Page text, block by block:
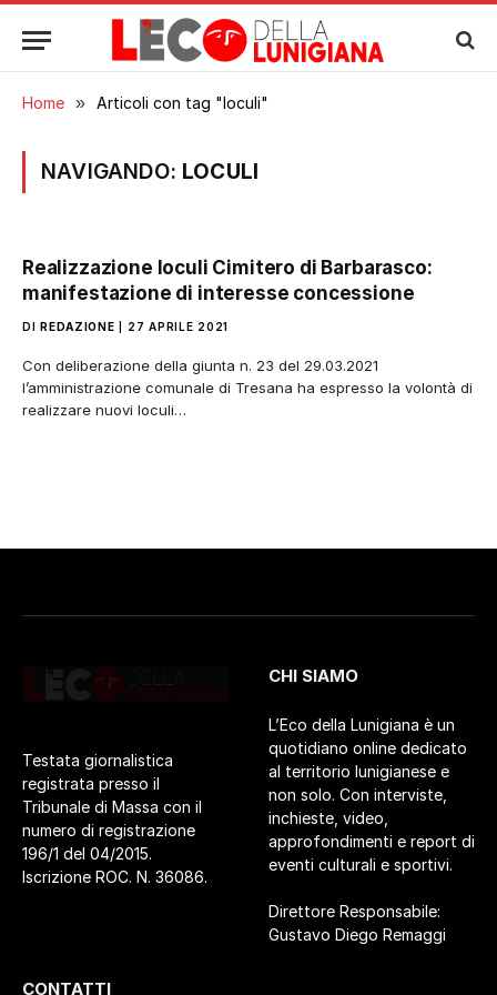
Home » Articoli con tag "loculi"
NAVIGANDO: LOCULI
Realizzazione loculi Cimitero di Barbarasco:
manifestazione di interesse concessione
DI REDAZIONE 27 APRILE 2021
Con deliberazione della giunta n. 23 del 29.03.2021
l’amministrazione comunale di Tresana ha espresso la volontà di
realizzare nuovi loculi…
Testata giornalistica
registrata presso il
Tribunale di Massa con il
numero di registrazione
196/1 del 04/2015.
Iscrizione ROC. N. 36086.
CHI SIAMO
L’Eco della Lunigiana è un
quotidiano online dedicato
al territorio lunigianese e
non solo. Con interviste,
inchieste, video,
approfondimenti e report di
eventi culturali e sportivi.
Direttore Responsabile:
Gustavo Diego Remaggi
CONTATTI